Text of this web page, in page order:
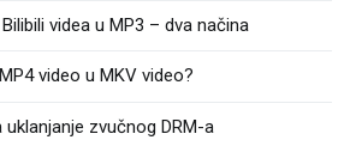
videa u MP3 – dva načina
video u MKV video?
zvučnog DRM-a